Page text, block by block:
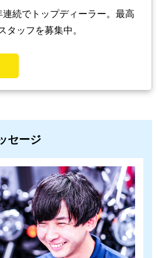
続でトップディーラー。最高
タッフを募集中。
セージ